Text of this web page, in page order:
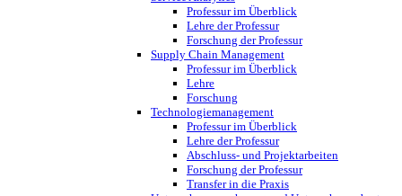
Professur im Überblick
Lehre der Professur
Forschung der Professur
Supply Chain Management
Professur im Überblick
Lehre
Forschung
Technologiemanagement
Professur im Überblick
Lehre der Professur
Abschluss- und Projektarbeiten
Forschung der Professur
Transfer in die Praxis